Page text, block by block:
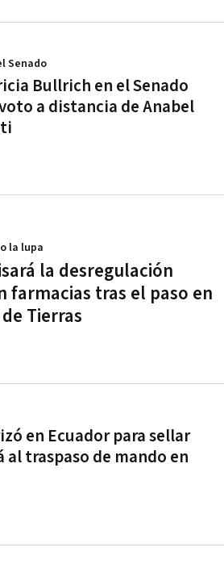
Bullrich en el Senado
a distancia de Anabel
Senado
la desregulación
farmacias tras el paso en
Tierras
la lupa
en Ecuador para sellar
al traspaso de mando en